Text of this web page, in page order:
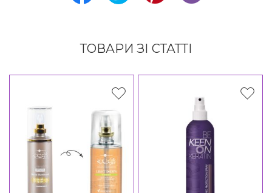
ТОВАРИ ЗІ СТАТТІ